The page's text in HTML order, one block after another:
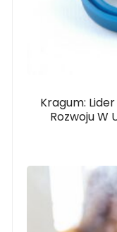
Kragum:
Rozwoju W